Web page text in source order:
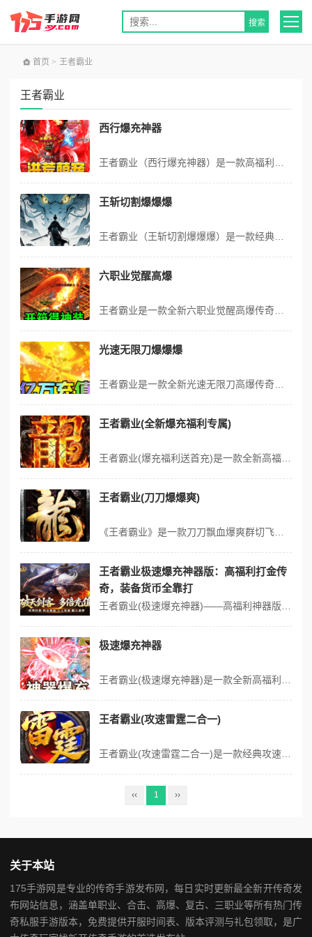
首页 > 王者霸业
王者霸业
西行爆充神器
王斩切割爆爆爆
六职业觉醒高爆
光速无限刀爆爆爆
王者霸业(全新爆充福利专属)
王者霸业(刀刀爆爆爽)
王者霸业极速爆充神器版：高福利打金传
奇，装备货币全靠打
极速爆充神器
王者霸业(攻速雷霆二合一)
‹‹ 1 ››
关于本站
175手游网是专业的传奇手游发布网，每日实时更新最全新开传奇发
布网站信息，涵盖单职业、合击、高爆、复古、三职业等所有热门传
奇私服手游版本，免费提供开服时间表、版本评测与礼包领取，是广